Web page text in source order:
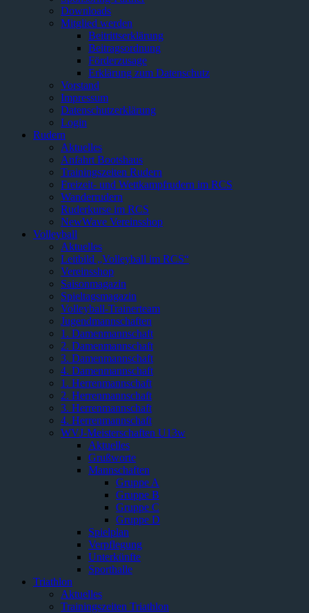
Downloads
Mitglied werden
Beitrittserklärung
Beitragsordnung
Förderzusage
Erklärung zum Datenschutz
Vorstand
Impressum
Datenschutzerklärung
Login
Rudern
Aktuelles
Anfahrt Bootshaus
Trainingszeiten Rudern
Freizeit- und Wettkampfrudern im RCS
Wanderrudern
Ruderkurse im RCS
NewWave Vereinsshop
Volleyball
Aktuelles
Leitbild „Volleyball im RCS“
Vereinsshop
Saisonmagazin
Spieltagsmagazin
Volleyball-Trainerteam
Jugendmannschaften
1. Damenmannschaft
2. Damenmannschaft
3. Damenmannschaft
4. Damenmannschaft
1. Herrenmannschaft
2. Herrenmannschaft
3. Herrenmannschaft
4. Herrenmannschaft
WVJ-Meisterschaften U13w
Aktuelles
Grußworte
Mannschaften
Gruppe A
Gruppe B
Gruppe C
Gruppe D
Spielplan
Verpflegung
Unterkünfte
Sporthalle
Triathlon
Aktuelles
Trainingszeiten Triathlon